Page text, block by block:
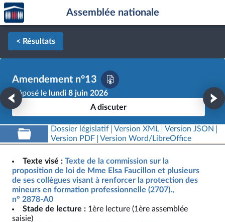
Aller au contenu
Aller en bas de la page
Accèder
à la
page
d'accueil
Assemblée nationale
< Résultats
Amendement n°13
Déposé le lundi 8 juin 2026
A discuter
Dossier législatif Version XML
Version JSON
Version PDF
Version Word/LibreOffice
Texte visé : Texte de la commission sur la
proposition de loi de Mme Elsa Faucillon et plusieurs
de ses collègues visant à renforcer la protection des
mineurs en formation professionnelle (2707).,
n° 2878-A0
Stade de lecture : 1ère lecture (1ère assemblée
saisie)